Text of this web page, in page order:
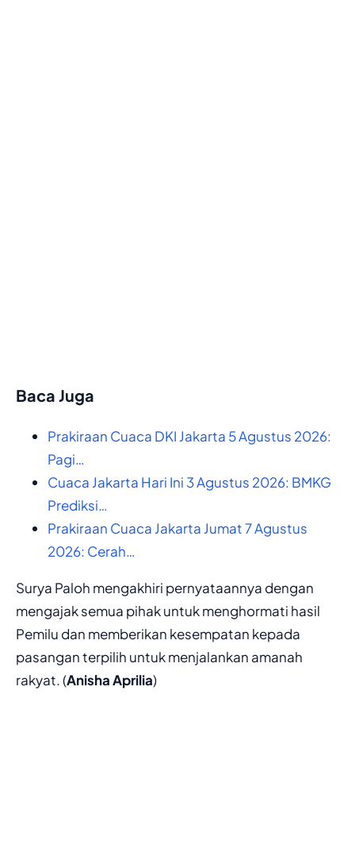
Baca Juga
Prakiraan Cuaca DKI Jakarta 5 Agustus 2026:
Pagi…
Cuaca Jakarta Hari Ini 3 Agustus 2026: BMKG
Prediksi…
Prakiraan Cuaca Jakarta Jumat 7 Agustus
2026: Cerah…
Surya Paloh mengakhiri pernyataannya dengan
mengajak semua pihak untuk menghormati hasil
Pemilu dan memberikan kesempatan kepada
pasangan terpilih untuk menjalankan amanah
rakyat. (Anisha Aprilia)